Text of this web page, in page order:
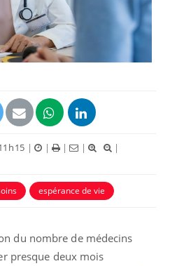
| | | |
|
espérance de vie
du nombre de médecins
presque deux mois